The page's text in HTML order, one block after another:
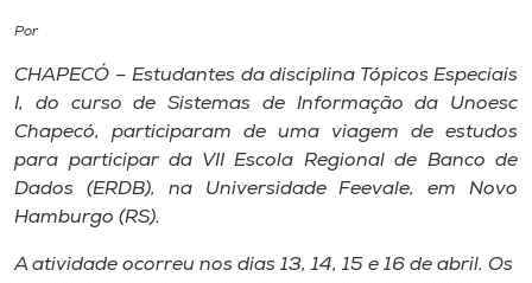
Cultura
CPA
Biblioteca
Por
CHAPECÓ – Estudantes da disciplina Tópicos Especiais
I, do curso de Sistemas de Informação da Unoesc
Chapecó, participaram de uma viagem de estudos
para participar da VII Escola Regional de Banco de
Dados (ERDB), na Universidade Feevale, em Novo
Hamburgo (RS).
A atividade ocorreu nos dias 13, 14, 15 e 16 de abril. Os